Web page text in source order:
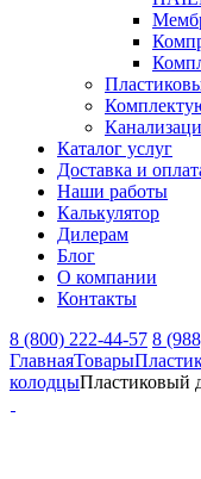
Каталог услуг
Доставка и
Наши работы
Калькулятор
Дилерам
Блог
О компании
Контакты
8 (800) 222-44-57 8
ГлавнаяТовары
колодцыПластиковый